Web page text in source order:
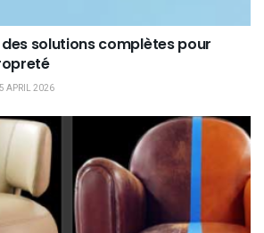
des solutions complètes pour
5 APRIL 2026